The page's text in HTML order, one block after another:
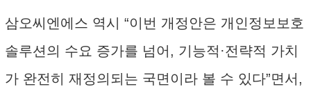
삼오씨엔에스 역시 “이번 개정안은 개인정보보호
솔루션의 수요 증가를 넘어, 기능적·전략적 가치
가 완전히 재정의되는 국면이라 볼 수 있다”면서,